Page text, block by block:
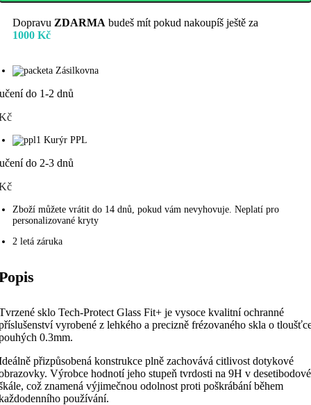
Dopravu ZDARMA budeš mít pokud nakoupíš ještě za
1000 Kč
Zásilkovna
do 1-2 dnů
Kurýr PPL
do 2-3 dnů
Zboží můžete vrátit do 14 dnů, pokud vám nevyhovuje. Neplatí pro
personalizované kryty
2 letá záruka
sklo Tech-Protect Glass Fit+ je vysoce kvalitní ochranné
vyrobené z lehkého a precizně frézovaného skla o
0.3mm.
přizpůsobená konstrukce plně zachovává citlivost dotykové
Výrobce hodnotí jeho stupeň tvrdosti na 9H v desetibodové
což znamená výjimečnou odolnost proti poškrábání během
používání.